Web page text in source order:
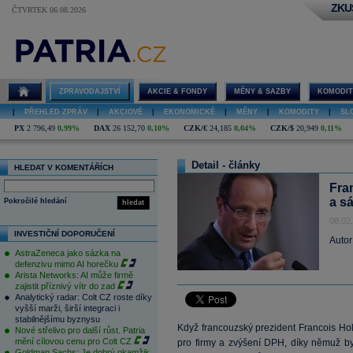
ČTVRTEK 06.08.2026
ZPRAVODAJSTVÍ AKCIE & FONDY MĚNY & SAZBY
PŘEHLED ZPRÁV AKCIOVÉ EKONOMICKÉ MĚNY KOMODITY
PX 2 796,49 0,99% DAX 26 152,70 0,10% CZK/€ 24,185 0,04% CZK/$ 20,949 0,11%
HLEDAT V KOMENTÁŘÍCH
hledat
Pokročilé hledání
INVESTIČNÍ DOPORUČENÍ
AstraZeneca jako sázka na
defenzivu mimo AI horečku
Arista Networks: AI může firmě
zajistit příznivý vítr do zad
Analytický radar: Colt CZ roste díky
vyšší marži, širší integraci i
stabilnějšímu byznysu
Nové střelivo pro další růst. Patria
mění cílovou cenu pro Colt CZ
Detail - články
a
Když francouzský prezident Francois
pro firmy a zvýšení DPH, díky němuž